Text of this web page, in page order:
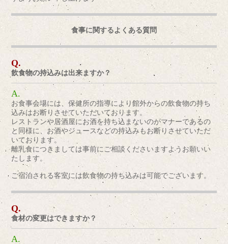
食事に関するよくある質問
飲食物の持込みは出来ますか？
お食事会場には、保健所の指導により館外からの飲食物の持ち
込みはお断りさせていただいております。
レストランや居酒屋にお酒を持ち込まないのがマナーであるの
と同様に、お酒やジュースなどの持込みもお断りさせていただ
いております。
離乳食につきましては事前にご相談くださいますようお願いい
たします。
ご宿泊される客室には飲食物の持ち込みは可能でございます。
食材の変更はできますか？